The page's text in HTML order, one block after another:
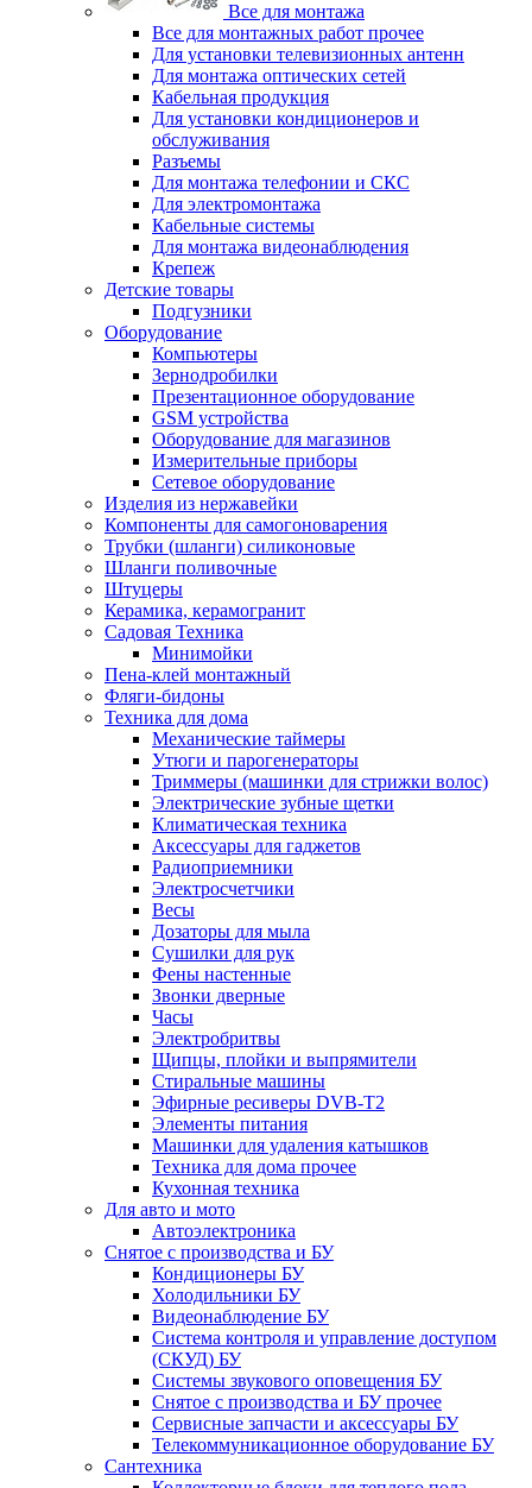
Все для монтажа
Все для монтажных работ прочее
Для установки телевизионных антенн
Для монтажа оптических сетей
Кабельная продукция
Для установки кондиционеров и
обслуживания
Разъемы
Для монтажа телефонии и СКС
Для электромонтажа
Кабельные системы
Для монтажа видеонаблюдения
Крепеж
Детские товары
Подгузники
Оборудование
Компьютеры
Зернодробилки
Презентационное оборудование
GSM устройства
Оборудование для магазинов
Измерительные приборы
Сетевое оборудование
Изделия из нержавейки
Компоненты для самогоноварения
Трубки (шланги) силиконовые
Шланги поливочные
Штуцеры
Керамика, керамогранит
Садовая Техника
Минимойки
Пена-клей монтажный
Фляги-бидоны
Техника для дома
Механические таймеры
Утюги и парогенераторы
Триммеры (машинки для стрижки волос)
Электрические зубные щетки
Климатическая техника
Аксессуары для гаджетов
Радиоприемники
Электросчетчики
Весы
Дозаторы для мыла
Сушилки для рук
Фены настенные
Звонки дверные
Часы
Электробритвы
Щипцы, плойки и выпрямители
Стиральные машины
Эфирные ресиверы DVB-T2
Элементы питания
Машинки для удаления катышков
Техника для дома прочее
Кухонная техника
Для авто и мото
Автоэлектроника
Снятое с производства и БУ
Кондиционеры БУ
Холодильники БУ
Видеонаблюдение БУ
Система контроля и управление доступом
(СКУД) БУ
Системы звукового оповещения БУ
Снятое с производства и БУ прочее
Сервисные запчасти и аксессуары БУ
Телекоммуникационное оборудование БУ
Сантехника